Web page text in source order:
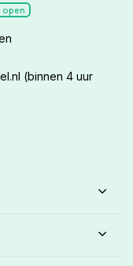
open
(binnen 4 uur